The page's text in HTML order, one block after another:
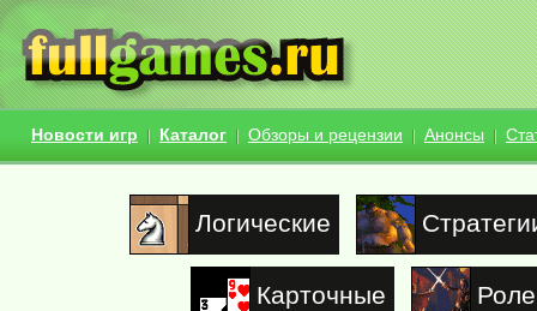
Новости игр Каталог Обзоры и рецензии Анонсы
Логические
Карточные